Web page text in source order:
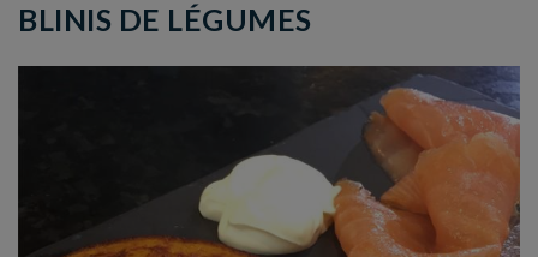
BLINIS DE LÉGUMES